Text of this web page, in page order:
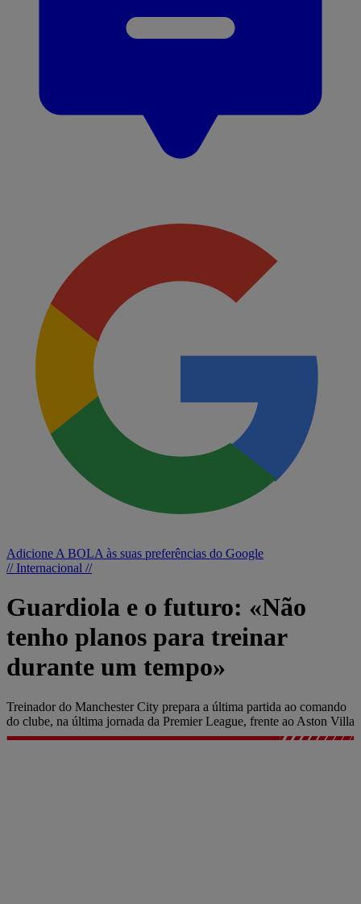
Adicione A BOLA às suas preferências do Google
// Internacional //
Guardiola e o futuro: «Não
tenho planos para treinar
durante um tempo»
Treinador do Manchester City prepara a última partida ao comando
do clube, na última jornada da Premier League, frente ao Aston Villa